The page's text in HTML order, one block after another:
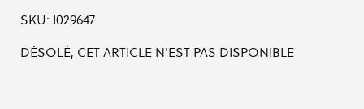
SKU: I029647
DÉSOLÉ, CET ARTICLE N'EST PAS DISPONIBLE